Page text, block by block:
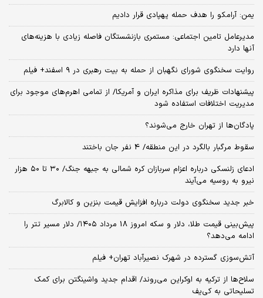
یمن: آرامکو را هدف حمله پهپادی قرار دادیم
مدیرعامل تامین اجتماعی: مستمری بازنشستگان فاصله زیادی با هزینه‌های
آنها دارد
روایت سخنگوی شورای نگهبان از حمله به بیت رهبری در ۹ اسفند+ فیلم
پیشنهادات ظریف برای مذاکره ایران و آمریکا/ از تمامی اهرم‌های موجود برای
مدیریت اختلافات استفاده شود
پادگان‌ها از تهران خارج می‌شوند؟
سقوط مرگبار بالگرد در این منطقه/ 4 نفر جان باختند
ادعای زلنسکی درباره اعزام سربازان کره شمالی به جبهه جنگ/ ۳۰ تا ۵۰ هزار
نیرو به روسیه می‌آیند
خبر جدید سخنگوی دولت درباره افزایش قیمت بنزین و کالابرگ
پیش‌بینی قیمت طلا، دلار و سکه امروز 18 مرداد ۱۴۰۵/ دلار مسیر تتر را
ادامه می‌دهد؟
آتش‌سوزی گسترده در شهرک نصیرآباد تهران+ فیلم
سلاح‌ها از ترکیه به اوکراین می‌روند/ اقدام جدید واشینگتن برای کمک
تسلیحاتی به کی‌یف